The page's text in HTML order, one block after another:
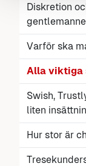
Diskretion
Varför ska
Alla viktiga
Swish,
liten
Hur stor är